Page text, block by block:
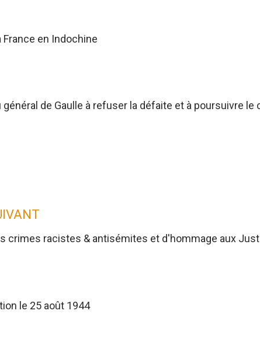
en Indochine
de Gaulle à refuser la défaite et à poursuivre
crimes racistes & antisémites et d'hommage aux
le 25 août 1944